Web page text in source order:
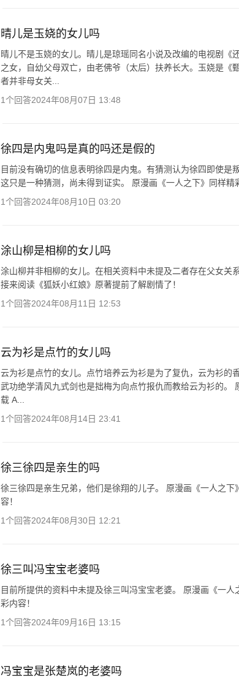
晴儿是玉娆的女儿吗
晴儿不是玉娆的女儿。晴儿是琼瑶同名小说及改编的电视剧《
之女，自幼父母双亡，由老佛爷（太后）扶养长大。玉娆是《
者并非母女关...
1个回答2024年08月07日 13:48
徐四是内鬼吗是真的吗还是假的
目前没有确切的信息表明徐四是内鬼。有猜测认为徐四即使是
这只是一种猜测，尚未得到证实。 原漫画《一人之下》同样精
1个回答2024年08月10日 03:20
涂山柳是相柳的女儿吗
涂山柳并非相柳的女儿。在相关资料中未提及二者存在父女关
接来阅读《狐妖小红娘》原著提前了解剧情了！
1个回答2024年08月11日 12:53
云为衫是点竹的女儿吗
云为衫是点竹的女儿。点竹培养云为衫是为了复仇，云为衫的
武功绝学清风九式剑也是拙梅为向点竹报仇而教给云为衫的。
载 A...
1个回答2024年08月14日 23:41
徐三徐四是亲生的吗
徐三徐四是亲生兄弟，他们是徐翔的儿子。 原漫画《一人之
容！
1个回答2024年08月30日 12:21
徐三叫冯宝宝老婆吗
目前所提供的资料中未提及徐三叫冯宝宝老婆。 原漫画《一
彩内容！
1个回答2024年09月16日 13:15
冯宝宝是张楚岚的老婆吗